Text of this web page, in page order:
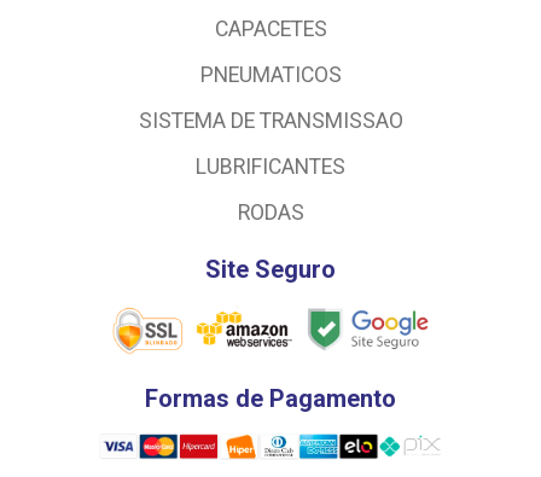
CAPACETES
PNEUMATICOS
SISTEMA DE TRANSMISSAO
LUBRIFICANTES
RODAS
Site Seguro
Formas de Pagamento